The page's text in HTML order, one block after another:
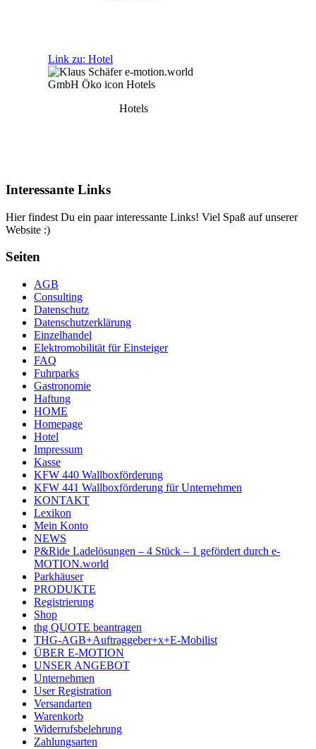
Link zu: Hotel
Hotels
Interessante Links
Hier findest Du ein paar interessante Links! Viel Spaß auf unserer
Website :)
Seiten
AGB
Consulting
Datenschutz
Datenschutzerklärung
Einzelhandel
Elektromobilität für Einsteiger
FAQ
Fuhrparks
Gastronomie
Haftung
HOME
Homepage
Hotel
Impressum
Kasse
KFW 440 Wallboxförderung
KFW 441 Wallboxförderung für Unternehmen
KONTAKT
Lexikon
Mein Konto
NEWS
P&Ride Ladelösungen – 4 Stück – 1 gefördert durch e-
MOTION.world
Parkhäuser
PRODUKTE
Registrierung
Shop
thg QUOTE beantragen
THG-AGB+Auftraggeber+x+E-Mobilist
ÜBER E-MOTION
UNSER ANGEBOT
Unternehmen
User Registration
Versandarten
Warenkorb
Widerrufsbelehrung
Zahlungsarten